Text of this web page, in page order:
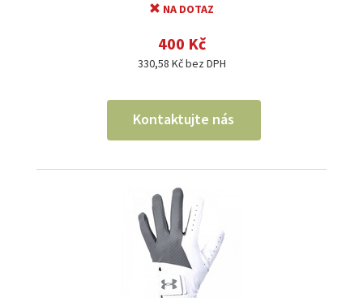
NA DOTAZ
400 Kč
330,58 Kč bez DPH
Kontaktujte nás